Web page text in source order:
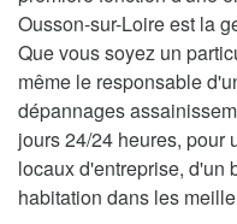
Ousson-sur-Loire est la
Que vous soyez un
même le responsable
dépannages
jours 24/24 heures, pour
locaux d'entreprise, d'un
habitation dans les